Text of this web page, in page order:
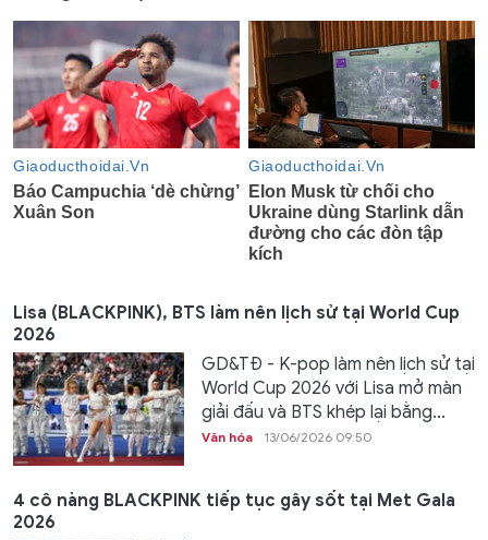
Lisa (BLACKPINK), BTS làm nên lịch sử tại World Cup
2026
GD&TĐ - K-pop làm nên lịch sử tại
World Cup 2026 với Lisa mở màn
giải đấu và BTS khép lại bằng...
Văn hóa 13/06/2026 09:50
4 cô nàng BLACKPINK tiếp tục gây sốt tại Met Gala
2026